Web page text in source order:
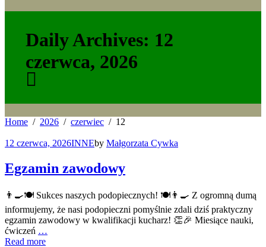
Daily Archives: 12
czerwca, 2026
Home 2026 czerwiec 12
12 czerwca, 2026INNEby Małgorzata Cywka
Egzamin zawodowy
👨‍🍳🍽️ Sukces naszych podopiecznych! 🍽️👨‍🍳 Z ogromną dumą
informujemy, że nasi podopieczni pomyślnie zdali dziś praktyczny
egzamin zawodowy w kwalifikacji kucharz! 👏🎉 Miesiące nauki,
ćwiczeń …
Read more